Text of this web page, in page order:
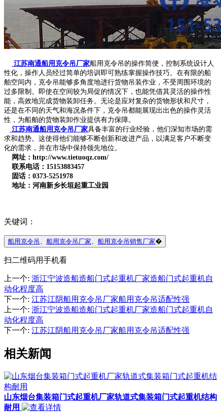
江苏南通船用克令吊厂家船用克令吊的操作简便，控制系统设计人
性化，操作人员经过简单的培训即可熟练掌握操作技巧。在有限的船
舶空间内，克令吊能够多角度地进行货物吊装作业，不受周围环境的
过多限制。即使在空间较为局促的情况下，也能凭借其灵活的操作性
能，高效地完成货物装卸任务。无论是应对复杂的货物形状和尺寸，
还是在不同的天气和海况条件下，克令吊都能展现出出色的操作灵活
性，为船舶的货物装卸作业提供有力保障。
江苏南通船用克令吊厂家具备丰富的行业经验，他们深知市场的需
求和趋势。这使得他们能够不断创新和改进产品，以满足客户不断变
化的需求，并在市场中保持领先地位。
网址：http://www.tietuoqz.com/
联系电话：15153883457
固话：0373-5251978
地址：河南新乡长垣起重工业园
关键词：
船用克令吊 船用克令吊厂家 船用克令吊销售厂家�
扫二维码用手机看
上一个: 浙江宁波造船造船门式起重机厂家造船门式起重机自
动化程度高
下一个: 江苏江阴船用克令吊厂家船用克令吊适配性强
上一个: 浙江宁波造船造船门式起重机厂家造船门式起重机自
动化程度高
下一个: 江苏江阴船用克令吊厂家船用克令吊适配性强
相关新闻
山东烟台集装箱门式起重机厂家轨道式集装箱门式起重机结构
耐用